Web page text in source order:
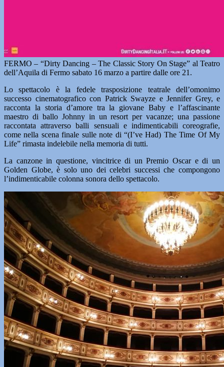
FERMO – “Dirty Dancing – The Classic Story On Stage” al Teatro
dell’Aquila di Fermo sabato 16 marzo a partire dalle ore 21.
Lo spettacolo è la fedele trasposizione teatrale dell’omonimo
successo cinematografico con Patrick Swayze e Jennifer Grey, e
racconta la storia d’amore tra la giovane Baby e l’affascinante
maestro di ballo Johnny in un resort per vacanze; una passione
raccontata attraverso balli sensuali e indimenticabili coreografie,
come nella scena finale sulle note di “(I’ve Had) The Time Of My
Life” rimasta indelebile nella memoria di tutti.
La canzone in questione, vincitrice di un Premio Oscar e di un
Golden Globe, è solo uno dei celebri successi che compongono
l’indimenticabile colonna sonora dello spettacolo.